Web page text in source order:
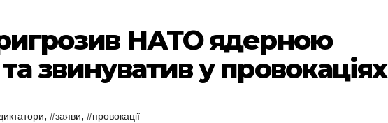
НАТО ядерною
звинуватив у провокаціях
, #заяви, #провокації